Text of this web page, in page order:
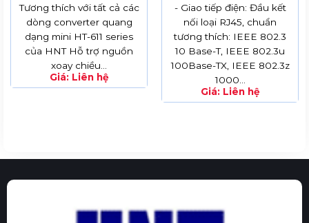
Được
hạng
0
5
Tương thích với tất cả các
dòng converter quang
dạng mini HT-611 series
của HNT Hỗ trợ nguồn
xoay chiều…
Giá: Liên hệ
Được
xếp
hạng
0
5
sao
- Giao tiếp điện: Đầu kết
nối loại RJ45, chuẩn
tương thích: IEEE 802.3
10 Base-T, IEEE 802.3u
100Base-TX, IEEE 802.3z
1000…
Giá: Liên hệ